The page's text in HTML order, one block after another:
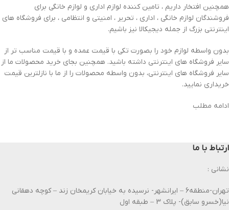
همچنین افتخار داریم ، تامین کننده لوازم اداری و لوازم خانگی برای
فروشندگان لوازم خانگی ، اداری ، تحریر ، امنیتی و انتظامی ، برای فروشگاه های
اینترنتی بزرگ از جمله دیجیکالا نیز باشیم.
بدون واسطه لوازم خود را بصورت تکی با قیمت عمده و با قیمت مناسب تر از
سایر فروشگاه های اینترنتی داشته باشید. همچنین بجای خرید محصولات ما از
سایر فروشگاه های اینترنتی، بدون واسطه محصولات را از ما با نازلترین قیمت
خریداری نمایید.
ادامه مطلب
ارتباط با ما
نشانی :
تهران-منطقه6 – ایرانشهر- نرسیده به خیابان کریمخان زند – کوچه دهقانی
نیا(خسرو سابق)- پلاک 3 – طبقه اول